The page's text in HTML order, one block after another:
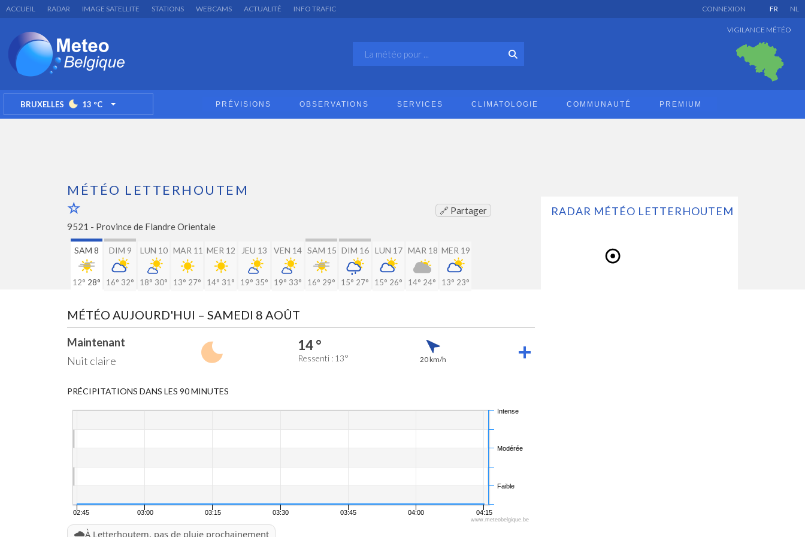
ACCUEIL RADAR IMAGE SATELLITE STATIONS WEBCAMS ACTUALITÉ INFO TRAFIC FR NL
CONNEXION
VIGILANCE MÉTÉO
BRUXELLES 13 °C TOGGLE DROPDOWN PRÉVISIONS OBSERVATIONS SERVICES CLIMATOLOGIE COMMUNAUTÉ PREMIUM
MÉTÉO LETTERHOUTEM
🔗 Partager
9521 - Province de Flandre Orientale
SAM 8
12° 28°
DIM 9
16° 32°
LUN 10
18° 30°
MAR 11
13° 27°
MER 12
14° 31°
JEU 13
19° 35°
VEN 14
19° 33°
SAM 15
16° 29°
DIM 16
15° 27°
LUN 17
15° 26°
MAR 18
14° 24°
MER 19
13° 23°
MÉTÉO AUJOURD'HUI – SAMEDI 8 AOÛT
Maintenant
Nuit claire
14 °
Ressenti : 13° 20 km/h
PRÉCIPITATIONS DANS LES 90 MINUTES
02:45 03:00 03:15 03:30 03:45 04:00 04:15
Faible
Modérée
Intense
www.meteobelgique.be
🌧️À Letterhoutem, pas de pluie prochainement
RADAR MÉTÉO LETTERHOUTEM